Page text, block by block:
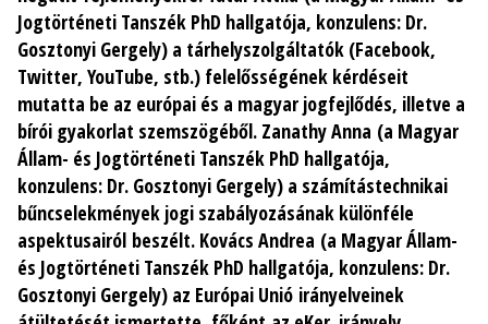
Jogtörténeti Tanszék PhD hallgatója, konzulens: Dr.
Gosztonyi Gergely) a tárhelyszolgáltatók (Facebook,
Twitter, YouTube, stb.) felelősségének kérdéseit
mutatta be az európai és a magyar jogfejlődés, illetve a
bírói gyakorlat szemszögéből. Zanathy Anna (a Magyar
Állam- és Jogtörténeti Tanszék PhD hallgatója,
konzulens: Dr. Gosztonyi Gergely) a számítástechnikai
bűncselekmények jogi szabályozásának különféle
aspektusairól beszélt. Kovács Andrea (a Magyar Állam-
és Jogtörténeti Tanszék PhD hallgatója, konzulens: Dr.
Gosztonyi Gergely) az Európai Unió irányelveinek